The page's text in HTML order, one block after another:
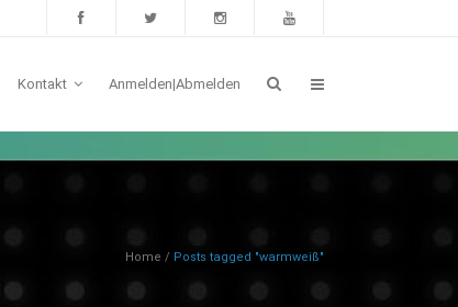
Kontakt Anmelden|Abmelden
Home / Posts tagged "warmweiß"